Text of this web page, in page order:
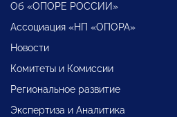
Об «ОПОРЕ РОССИИ»
Ассоциация «НП «ОПОРА»
Новости
Комитеты и Комиссии
Региональное развитие
Экспертиза и Аналитика